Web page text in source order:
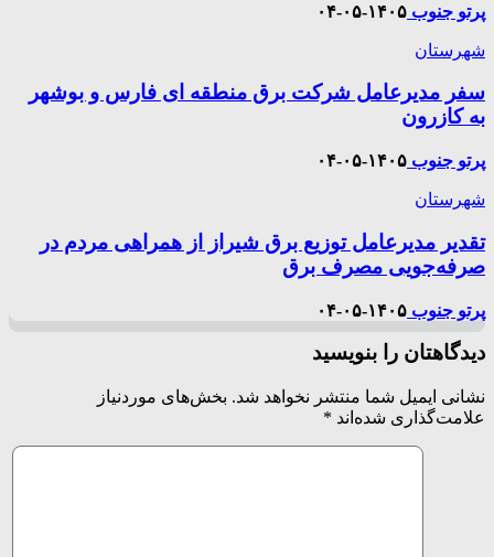
پرتو جنوب ۱۴۰۵-۰۵-۰۴
شهرستان
سفر مدیرعامل شرکت برق منطقه ای فارس و بوشهر
به کازرون
پرتو جنوب ۱۴۰۵-۰۵-۰۴
شهرستان
تقدیر مدیرعامل توزیع برق شیراز از همراهی مردم در
صرفه‌جویی مصرف برق
پرتو جنوب ۱۴۰۵-۰۵-۰۴
دیدگاهتان را بنویسید
نشانی ایمیل شما منتشر نخواهد شد. بخش‌های موردنیاز
علامت‌گذاری شده‌اند *